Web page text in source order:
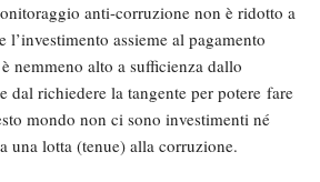
anti-corruzione non è ridotto a
assieme al pagamento
nemmeno alto a sufficienza dallo
dal richiedere la tangente per potere fare
mondo non ci sono investimenti né
una lotta (tenue) alla corruzione.